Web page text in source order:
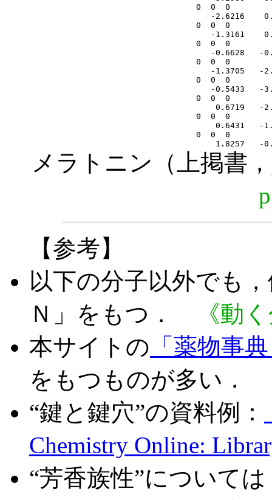
メラトニン（上掲書
【参考】
以下の分子以外でも
Ｎ」をもつ．
《動
本サイトの 「薬物事
をもつものが多い．
“鍵と鍵穴”の資料例：
Chemistry Online:
“芳香族性”について